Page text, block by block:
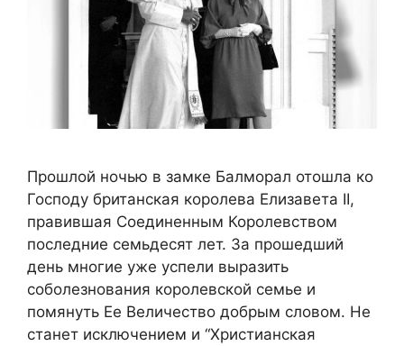
Прошлой ночью в замке Балморал отошла ко
Господу британская королева Елизавета II,
правившая Соединенным Королевством
последние семьдесят лет. За прошедший
день многие уже успели выразить
соболезнования королевской семье и
помянуть Ее Величество добрым словом. Не
станет исключением и “Христианская